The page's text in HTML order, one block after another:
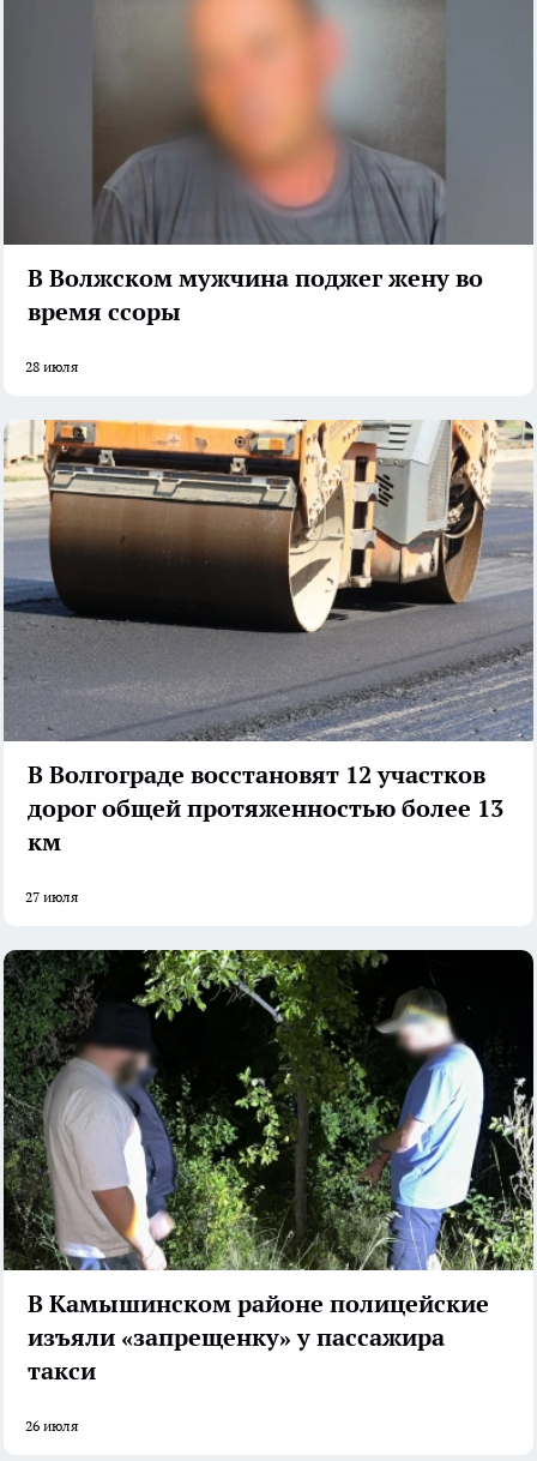
В Волжском мужчина поджег жену во
время ссоры
28 июля
В Волгограде восстановят 12 участков
дорог общей протяженностью более 13
км
27 июля
В Камышинском районе полицейские
изъяли «запрещенку» у пассажира
такси
26 июля